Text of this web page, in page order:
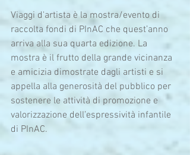
Viaggi d'artista è la mostra/evento di
raccolta fondi di PInAC che quest’anno
arriva alla sua quarta edizione. La
mostra è il frutto della grande vicinanza
e amicizia dimostrate dagli artisti e si
appella alla generosità del pubblico per
sostenere le attività di promozione e
valorizzazione dell’espressività infantile
di PInAC.